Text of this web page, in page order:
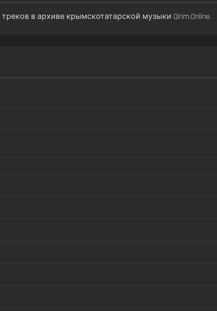
треков в архиве крымскотатарской музыки Qirim.Online.